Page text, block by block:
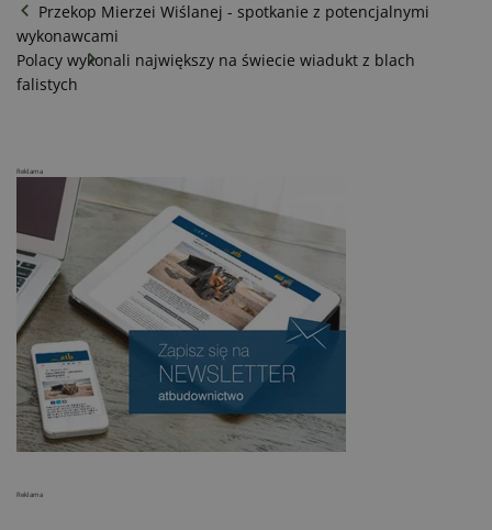
Przekop Mierzei Wiślanej - spotkanie z potencjalnymi
wykonawcami
Polacy wykonali największy na świecie wiadukt z blach
falistych
Reklama
Reklama